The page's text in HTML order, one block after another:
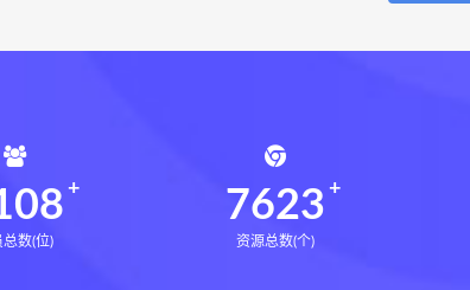
总数(位)
7623
资源总数(个)